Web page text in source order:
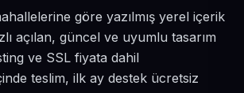
göre yazılmış yerel içerik
açılan, güncel ve uyumlu tasarım
ve SSL fiyata dahil
teslim, ilk ay destek ücretsiz